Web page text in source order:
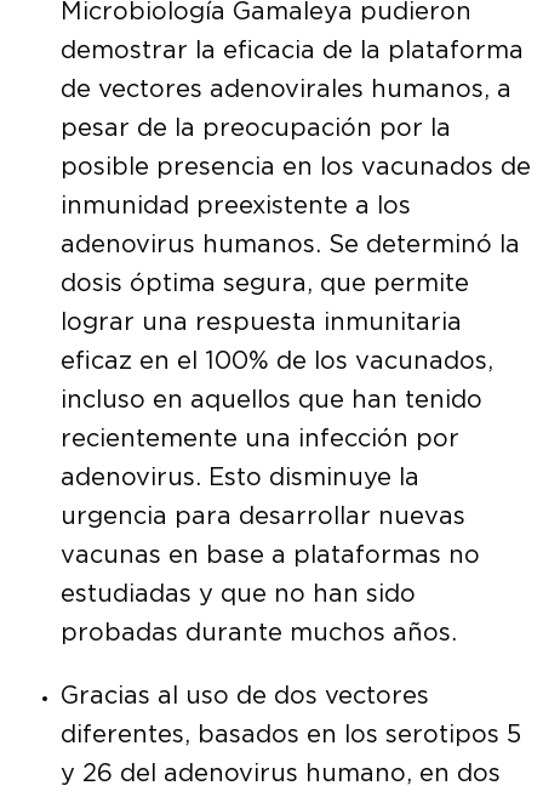
Microbiología Gamaleya pudieron
demostrar la eficacia de la plataforma
de vectores adenovirales humanos, a
pesar de la preocupación por la
posible presencia en los vacunados de
inmunidad preexistente a los
adenovirus humanos. Se determinó la
dosis óptima segura, que permite
lograr una respuesta inmunitaria
eficaz en el 100% de los vacunados,
incluso en aquellos que han tenido
recientemente una infección por
adenovirus. Esto disminuye la
urgencia para desarrollar nuevas
vacunas en base a plataformas no
estudiadas y que no han sido
probadas durante muchos años.
Gracias al uso de dos vectores
diferentes, basados ​​en los serotipos 5
y 26 del adenovirus humano, en dos